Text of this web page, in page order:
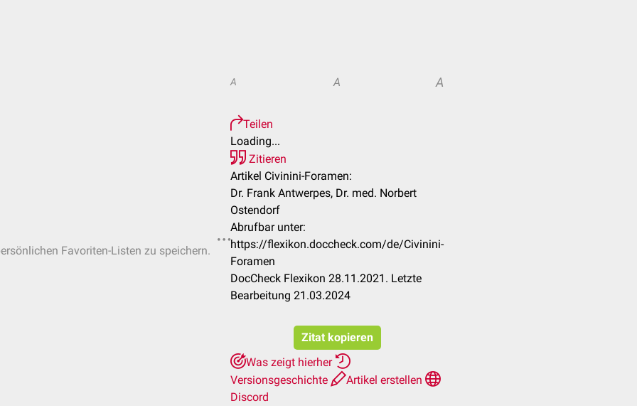
Favoriten-Listen zu speichern.
A A A
Teilen
Loading...
Zitieren
Artikel Civinini-Foramen:
Dr. Frank Antwerpes, Dr. med. Norbert
Ostendorf
Abrufbar unter:
https://flexikon.doccheck.com/de/Civinini-
Foramen
DocCheck Flexikon 28.11.2021. Letzte
Bearbeitung 21.03.2024
Zitat kopieren
Was zeigt hierher
Versionsgeschichte
Artikel erstellen
Discord